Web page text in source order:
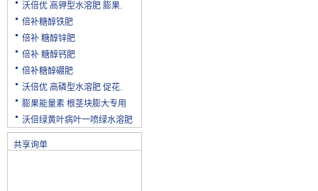
沃倍优 高钾型水溶肥 膨果.
倍补糖醇铁肥
倍补 糖醇锌肥
倍补 糖醇钙肥
倍补糖醇硼肥
沃倍优 高磷型水溶肥 促花.
膨果能量素 根茎块膨大专用
沃倍绿黄叶病叶一喷绿水溶肥
共享询单